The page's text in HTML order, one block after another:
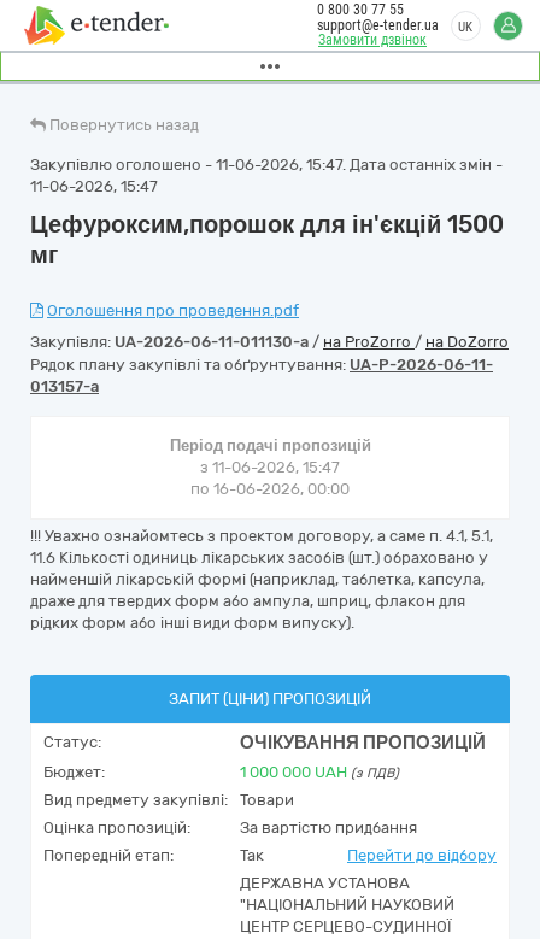
Замовити дзвінок
0 800 30 77 55
support@e-tender.ua
UK
Повернутись назад
Закупівлю оголошено - 11-06-2026, 15:47. Дата останніх змін -
11-06-2026, 15:47
Цефуроксим,порошок для ін'єкцій 1500
мг
Оголошення про проведення.pdf
Закупівля: UA-2026-06-11-011130-a / на ProZorro / на DoZorro
Рядок плану закупівлі та обґрунтування: UA-P-2026-06-11-
013157-a
Період подачі пропозицій
з 11-06-2026, 15:47
по 16-06-2026, 00:00
!!! Уважно ознайомтесь з проектом договору, а саме п. 4.1, 5.1,
11.6 Кількості одиниць лікарських засобів (шт.) обраховано у
найменшій лікарській формі (наприклад, таблетка, капсула,
драже для твердих форм або ампула, шприц, флакон для
рідких форм або інші види форм випуску).
ЗАПИТ (ЦІНИ) ПРОПОЗИЦІЙ
Статус: ОЧІКУВАННЯ ПРОПОЗИЦІЙ
Бюджет: 1 000 000 UAH (з ПДВ)
Вид предмету закупівлі:
Товари
Оцінка пропозицій:
За вартістю придбання
Попередній етап:
Так Перейти до відбору
ДЕРЖАВНА УСТАНОВА
"НАЦІОНАЛЬНИЙ НАУКОВИЙ
ЦЕНТР СЕРЦЕВО-СУДИННОЇ